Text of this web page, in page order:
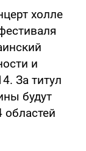
холле
и
За титул
будут
областей